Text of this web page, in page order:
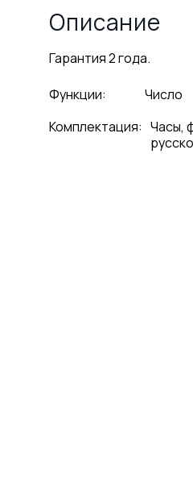
Описание
Гарантия 2 года.
Функции:
Число
Комплектация: Часы,